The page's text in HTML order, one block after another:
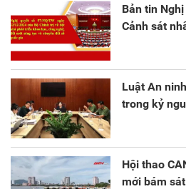
Bản tin
Cảnh sát
Luật An
trong kỷ
Hội thao
mới bám